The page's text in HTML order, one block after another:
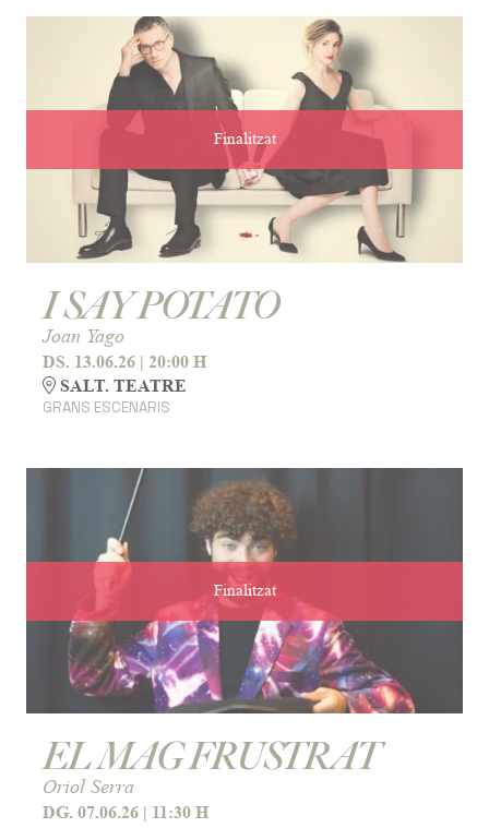
Finalitzat
I SAY POTATO
Joan Yago
DS. 13.06.26 | 20:00 H
SALT. TEATRE
GRANS ESCENARIS
Finalitzat
EL MAG FRUSTRAT
Oriol Serra
DG. 07.06.26 | 11:30 H